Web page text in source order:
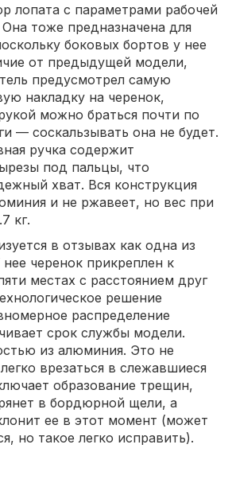
лопата с параметрами рабочей
Она тоже предназначена для
боковых бортов у нее
от предыдущей модели,
предусмотрел самую
накладку на черенок,
можно браться почти по
— соскальзывать она не будет.
ручка содержит
под пальцы, что
хват. Вся конструкция
и не ржавеет, но вес при
кг.
в отзывах как одна из
черенок прикреплен к
местах с расстоянием друг
решение
распределение
срок службы модели.
из алюминия. Это не
врезаться в слежавшиеся
образование трещин,
в бордюрной щели, а
ее в этот момент (может
но такое легко исправить).